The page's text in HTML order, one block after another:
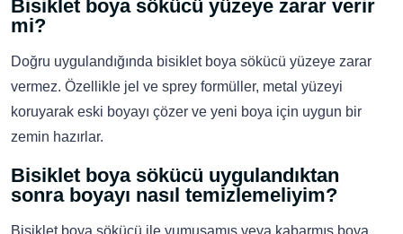
Bisiklet boya sökücü yüzeye zarar verir
mi?
Doğru uygulandığında bisiklet boya sökücü yüzeye zarar
vermez. Özellikle jel ve sprey formüller, metal yüzeyi
koruyarak eski boyayı çözer ve yeni boya için uygun bir
zemin hazırlar.
Bisiklet boya sökücü uygulandıktan
sonra boyayı nasıl temizlemeliyim?
Bisiklet boya sökücü ile yumuşamış veya kabarmış boya,